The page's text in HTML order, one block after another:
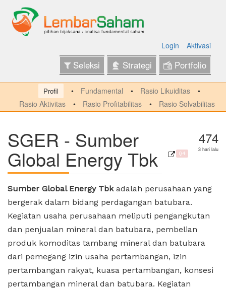
Login Aktivasi
Seleksi Strategi Portfolio
Profil Fundamental
Rasio Likuiditas
Rasio Aktivitas
Rasio Profitabilitas Rasio Solvabilitas
SGER - Sumber
Global Energy Tbk Q4
474
3 hari lalu
Sumber Global Energy Tbkadalah perusahaan yang
bergerak dalam bidang perdagangan batubara.
Kegiatan usaha perusahaan meliputi pengangkutan
dan penjualan mineral dan batubara, pembelian
produk komoditas tambang mineral dan batubara
dari pemegang izin usaha pertambangan, izin
pertambangan rakyat, kuasa pertambangan, konsesi
pertambangan mineral dan batubara. Kegiatan